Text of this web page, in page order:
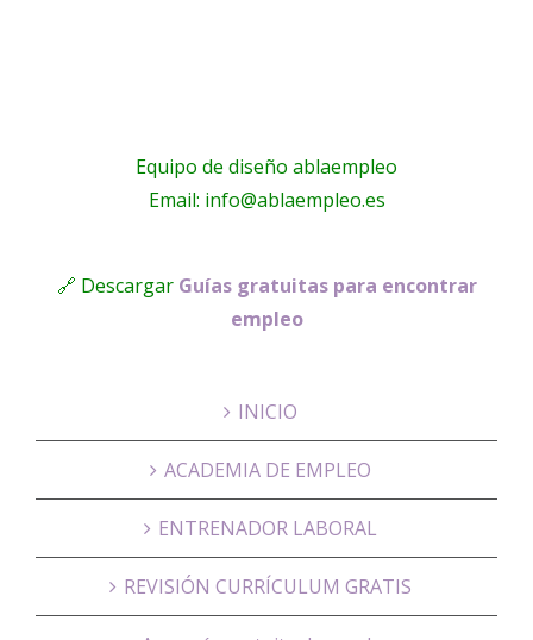
Equipo de diseño ablaempleo
Email: info@ablaempleo.es
🔗 Descargar Guías gratuitas para encontrar
empleo
INICIO
ACADEMIA DE EMPLEO
ENTRENADOR LABORAL
REVISIÓN CURRÍCULUM GRATIS